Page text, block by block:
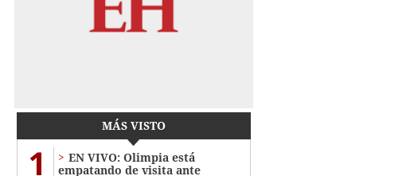
MÁS VISTO
1
EN VIVO: Olimpia está
empatando de visita ante